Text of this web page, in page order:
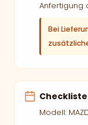
Anfertigung
Bei
Modell: